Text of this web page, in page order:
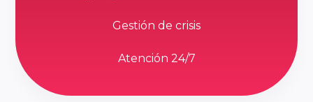
Gestión de crisis
Atención 24/7